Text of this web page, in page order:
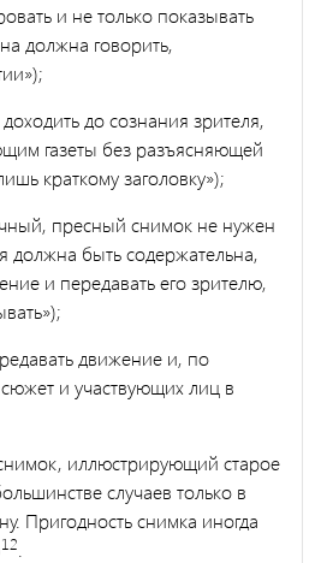
и не только показывать
должна говорить,
до сознания зрителя,
газеты без разъясняющей
краткому заголовку»);
пресный снимок не нужен
должна быть содержательна,
и передавать его зрителю,
движение и, по
и участвующих лиц в
иллюстрирующий старое
случаев только в
Пригодность снимка иногда
12